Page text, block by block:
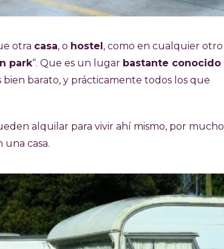
otra casa, o hostel , como en cualquier otro
park“. Que es un lugar bastante conocido
bien barato, y prácticamente todos los que
alquilar para vivir ahí mismo, por mucho
casa.